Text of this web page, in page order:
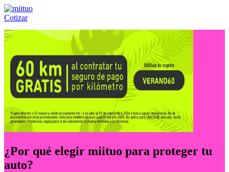
Cotizar
Llámanos al:(55) 84-21-05-00 ó
¿Por qué elegir miituo para proteger tu
auto?